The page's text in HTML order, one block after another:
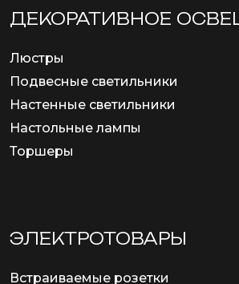
ДЕКОРАТИВНОЕ
Люстры
Подвесные светильники
Настенные светильники
Настольные лампы
Торшеры
ЭЛЕКТРОТОВАРЫ
Встраиваемые розетки